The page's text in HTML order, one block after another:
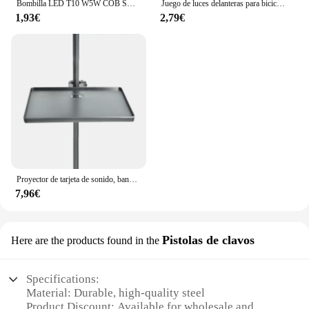
Bombilla LED T10 W5W COB SMD para Interior de camión, luz de lectura, lámpara de matrícula, diodo blanco 6000K 24V, 10 piezas, 24V
1,93€
Juego de luces delanteras para bicicleta, luz trasera recargable por USB, fácil de instalar, 3 modos, accesorios para bicicleta, 2218
2,79€
Proyector de tarjeta de sonido, bandeja estable, plataforma de plástico negro para lámpara de anillo de media luna, luz fotográfica en trípode, soporte para micrófono
7,96€
Here are the products found in the Pistolas de clavos
Specifications:
Material: Durable, high-quality steel